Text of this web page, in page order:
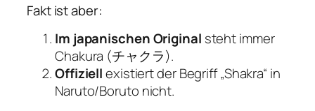
Fakt ist aber:
Im japanischen Original steht immer
Chakura (チャクラ).
Offiziellexistiert der Begriff „Shakra“ in
Naruto/Boruto nicht.